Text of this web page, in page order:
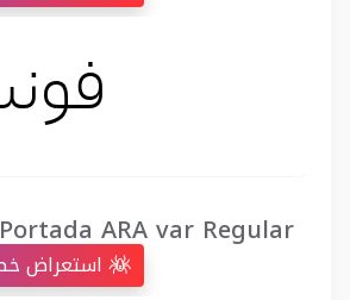
Portada ARA var Regular